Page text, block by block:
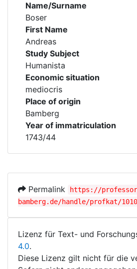
Name/Surname
Boser
First Name
Andreas
Study Subject
Humanista
Economic situation
mediocris
Place of origin
Bamberg
Year of immatriculation
1743/44
Permalink
https://
bamberg.de/handle/profkat/
Lizenz für Text- und
4.0.
Diese Lizenz gilt nicht für die